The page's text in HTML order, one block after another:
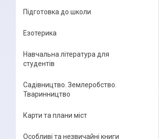
Підготовка до школи
Езотерика
Навчальна література для
студентів
Садівництво. Землеробство.
Тваринництво
Карти та плани міст
Особливі та незвичайні книги